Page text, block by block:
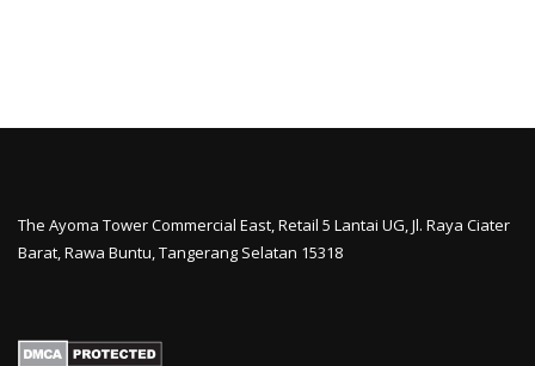
The Ayoma Tower Commercial East, Retail 5 Lantai UG, Jl. Raya Ciater
Barat, Rawa Buntu, Tangerang Selatan 15318